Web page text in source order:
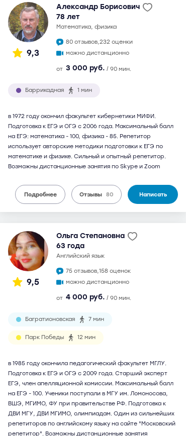
9,3
Александр Борисович
78 лет
математика, физика
80 отзывов,232 оценки
можно дистанционно
от 3 000 руб. / 90 мин.
Баррикадная 1 мин
в 1972 году окончил факультет кибернетики МИФИ.
Подготовка к ЕГЭ и ОГЭ с 2006 года. Максимальный балл
на ЕГЭ: математика - 100, физика - 85. Репетитор
использует авторские методики подготовки к ЕГЭ по
математике и физике. Сильный и опытный репетитор.
Возможны дистанционные занятия по Skype и Zoom
Подробнее Отзывы 80 Написать
9,5
Ольга Степановна
63 года
английский язык
75 отзывов,158 оценок
можно дистанционно
от 4 000 руб. / 90 мин.
Багратионовская 7 мин
Парк Победы 12 мин
в 1985 году окончила педагогический факультет МГЛУ.
Подготовка к ЕГЭ и ОГЭ с 2009 года. Старший эксперт
ЕГЭ, член апелляционной комиссии. Максимальный балл
на ЕГЭ - 100. Ученики поступали в МГУ им. Ломоносова,
ВШЭ, МГИМО, ФУ при правительстве РФ. Подготовка к
ДВИ МГУ, ДВИ МГИМО, олимпиадам. Один из сильнейших
репетиторов по английскому языку на сайте "Московский
репетитор". Возможны дистанционные занятия